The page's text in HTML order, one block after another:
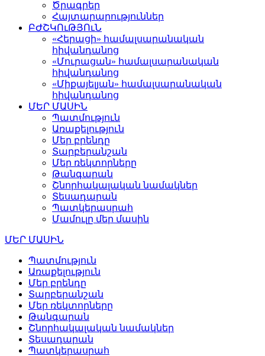
Ծրագրեր
Հայտարարություններ
ԲԺՇԿՈւԹՅՈւՆ
«Հերացի» համալսարանական
հիվանդանոց
«Մուրացան» համալսարանական
հիվանդանոց
«Միքայելյան» համալսարանական
հիվանդանոց
ՄԵՐ ՄԱՍԻՆ
Պատմություն
Առաքելություն
Մեր բրենդը
Տարբերանշան
Մեր ռեկտորները
Թանգարան
Շնորհակալական նամակներ
Տեսադարան
Պատկերասրահ
Մամուլը մեր մասին
ՄԵՐ ՄԱՍԻՆ
Պատմություն
Առաքելություն
Մեր բրենդը
Տարբերանշան
Մեր ռեկտորները
Թանգարան
Շնորհակալական նամակներ
Տեսադարան
Պատկերասրահ